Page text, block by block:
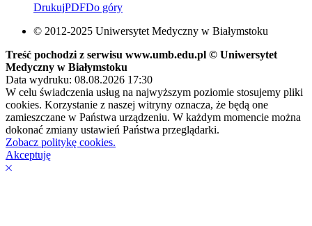
DrukujPDFDo góry
© 2012-2025 Uniwersytet Medyczny w Białymstoku
Treść pochodzi z serwisu www.umb.edu.pl © Uniwersytet
Medyczny w Białymstoku
Data wydruku: 08.08.2026 17:30
W celu świadczenia usług na najwyższym poziomie stosujemy pliki
cookies. Korzystanie z naszej witryny oznacza, że będą one
zamieszczane w Państwa urządzeniu. W każdym momencie można
dokonać zmiany ustawień Państwa przeglądarki.
Zobacz politykę cookies.
Akceptuję